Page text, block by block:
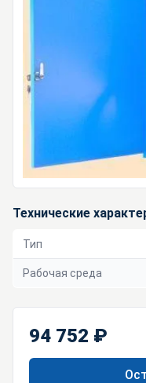
Технические
Тип
Рабочая среда
94 752 ₽